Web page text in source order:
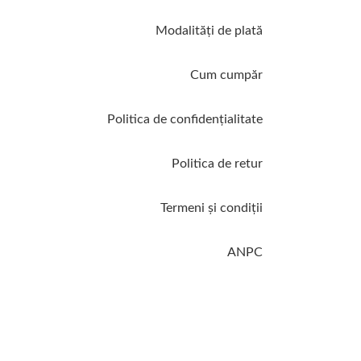
Modalităţi de plată
Cum cumpăr
Politica de confidenţialitate
Politica de retur
Termeni şi condiţii
ANPC